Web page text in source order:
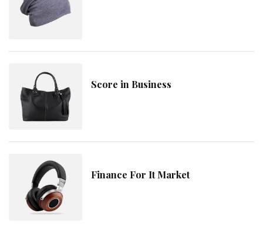
Score in Business
Finance For It Market